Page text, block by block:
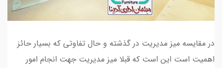
در مقایسه میز مدیریت در گذشته و حال تفاوتی که بسیار حائز
اهمیت است این است که قبلا میز مدیریت جهت انجام امور